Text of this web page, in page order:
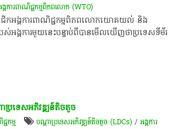
គការ​ពាណិជ្ជកម្ម​ពិភពលោក (WTO)
ជិក​អង្គការ​ពាណិជ្ជកម្ម​ពិភពលោក​យោគយល់ និង​
ង្គការ​មួយ​នេះ​បន្ទាប់ពី​បាន​មើល​ឃើញ​ថា​ប្រទេស​ទីម័រ​
តា​ប្រទេស​អភិវឌ្ឍន៍​តិច​តួច
កម្ម បណ្តា​ប្រទេស​អភិវឌ្ឍន៍​តិច​តួច (LDCs) /អង្គការ​